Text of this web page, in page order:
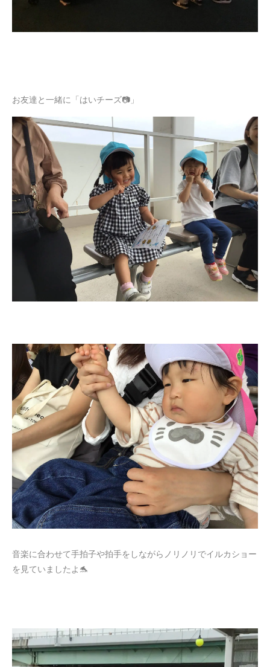
お友達と一緒に「はいチーズ📷」
音楽に合わせて手拍子や拍手をしながらノリノリでイルカショー
を見ていましたよ🐬